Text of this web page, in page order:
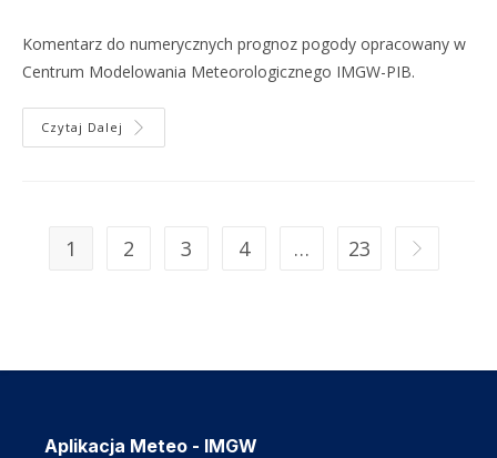
Komentarz do numerycznych prognoz pogody opracowany w
Centrum Modelowania Meteorologicznego IMGW-PIB.
Czytaj Dalej
1 2 3 4 … 23
Aplikacja Meteo - IMGW